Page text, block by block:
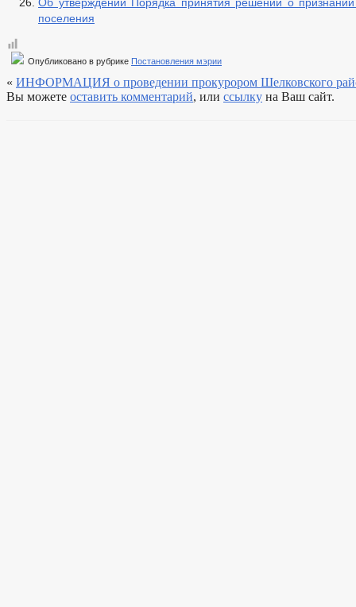
Комиссии
Тарифная комиссия
Комиссия по списанию задолженности по
Общественный совет по рассмотрению
поселения
Опубликовано в рубрике Постановления мэрии
« ИНФОРМАЦИЯ о проведении прокурором Шелковского
Вы можете оставить комментарий, или ссылку на Ваш сайт.